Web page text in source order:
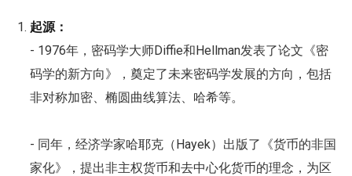
起源：
- 1976年，密码学大师Diffie和Hellman发表了论文《密
码学的新方向》，奠定了未来密码学发展的方向，包括
非对称加密、椭圆曲线算法、哈希等。
- 同年，经济学家哈耶克（Hayek）出版了《货币的非国
家化》，提出非主权货币和去中心化货币的理念，为区